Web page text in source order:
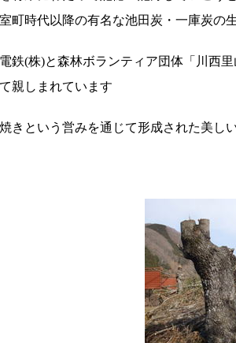
町時代以降の有名な池田炭・一庫炭の
鉄(株)と森林ボランティア団体「川西
親しまれています
きという営みを通じて形成された美し